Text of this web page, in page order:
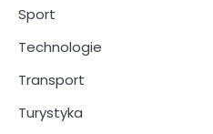
Sport
Technologie
Transport
Turystyka